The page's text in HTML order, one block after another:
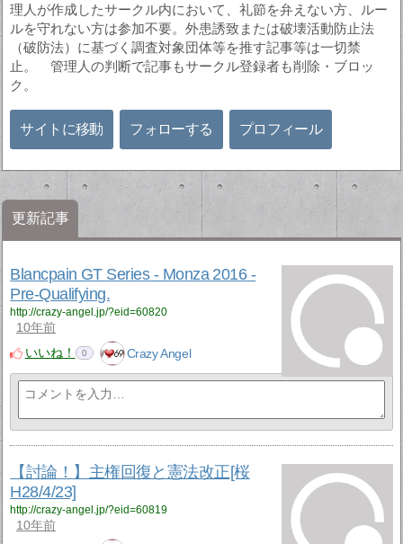
理人が作成したサークル内において、礼節を弁えない方、ルー
ルを守れない方は参加不要。外患誘致または破壊活動防止法
（破防法）に基づく調査対象団体等を推す記事等は一切禁
止。 管理人の判断で記事もサークル登録者も削除・ブロッ
ク。
サイトに移動 フォローする プロフィール
更新記事
Blancpain GT Series - Monza 2016 -
Pre-Qualifying.
http://crazy-angel.jp/?eid=60820
10年前
いいね！
0 Crazy Angel
【討論！】主権回復と憲法改正[桜
H28/4/23]
http://crazy-angel.jp/?eid=60819
10年前